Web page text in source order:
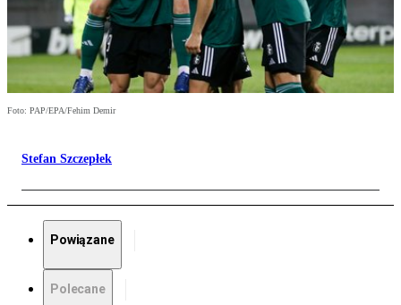
Foto: PAP/EPA/Fehim Demir
Stefan Szczepłek
Powiązane
Polecane